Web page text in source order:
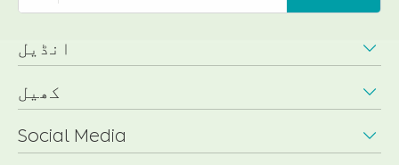
انڈیل 
کھیل 
Social Media 